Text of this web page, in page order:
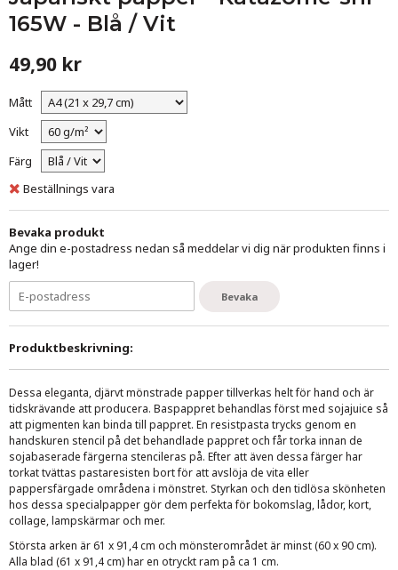
165W - Blå / Vit
49,90 kr
Mått
Vikt
Färg
Beställnings vara
Bevaka produkt
Ange din e-postadress nedan så meddelar vi dig när produkten finns i
lager!
Bevaka
Produktbeskrivning:
Dessa eleganta, djärvt mönstrade papper tillverkas helt för hand och är
tidskrävande att producera. Baspappret behandlas först med sojajuice så
att pigmenten kan binda till pappret. En resistpasta trycks genom en
handskuren stencil på det behandlade pappret och får torka innan de
sojabaserade färgerna stencileras på. Efter att även dessa färger har
torkat tvättas pastaresisten bort för att avslöja de vita eller
pappersfärgade områdena i mönstret. Styrkan och den tidlösa skönheten
hos dessa specialpapper gör dem perfekta för bokomslag, lådor, kort,
collage, lampskärmar och mer.
Största arken är 61 x 91,4 cm och mönsterområdet är minst (60 x 90 cm).
Alla blad (61 x 91,4 cm) har en otryckt ram på ca 1 cm.